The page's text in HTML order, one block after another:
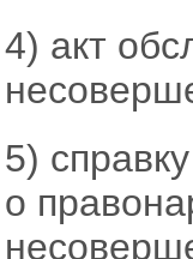
4) акт
5)
о